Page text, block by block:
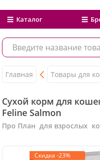
Каталог
Главная Товары для
Сухой корм для
Feline Salmon
Про План для взрослых
Скидка -23%